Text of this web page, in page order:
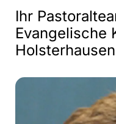
Ihr
Evangelische